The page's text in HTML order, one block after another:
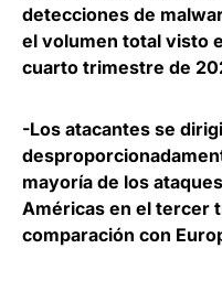
detecciones de
el volumen total visto
cuarto trimestre de
-Los atacantes se
mayoría de los
Américas en el tercer
comparación con